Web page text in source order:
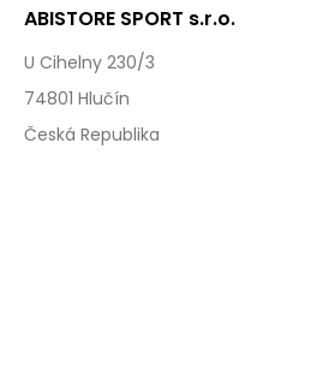
ABISTORE SPORT s.r.o.
U Cihelny 230/3
74801 Hlučín
Česká Republika